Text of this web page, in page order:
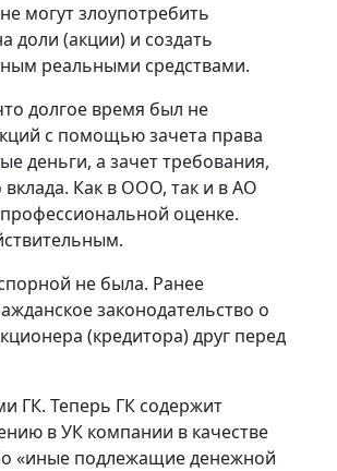
могут злоупотребить
доли (акции) и создать
реальными средствами.
долгое время был не
с помощью зачета права
деньги, а зачет требования,
вклада. Как в ООО, так и в АО
оценке.
не была. Ранее
законодательство о
(кредитора) друг перед
ГК. Теперь ГК содержит
в УК компании в качестве
«иные подлежащие денежной